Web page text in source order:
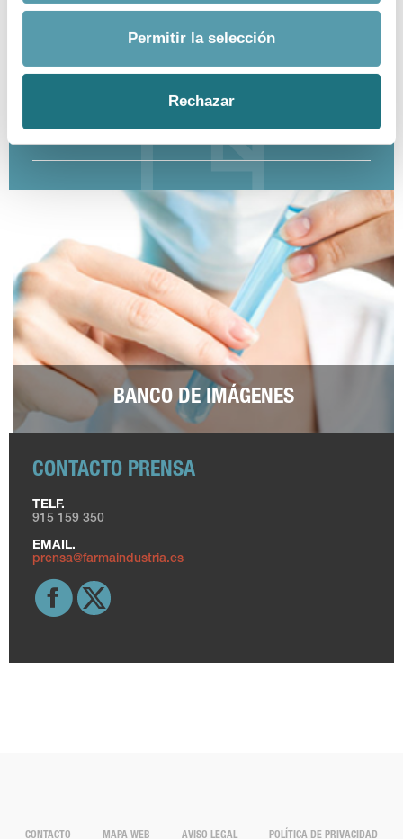
Permitir la selección
Rechazar
ver más
Madrid, capital de la industria farmacéutica
BANCO DE IMÁGENES
CONTACTO PRENSA
TELF.
915 159 350
EMAIL.
prensa@farmaindustria.es
CONTACTO MAPA WEB AVISO LEGAL POLÍTICA DE PRIVACIDAD